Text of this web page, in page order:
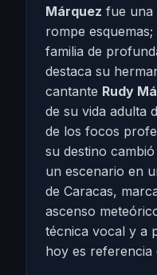
Márquez fue una
rompe
familia de
destaca su
cantante Rudy
de su vida adulta
de los focos
su destino
un escenario en
de Caracas,
ascenso
técnica vocal y a
hoy es referencia